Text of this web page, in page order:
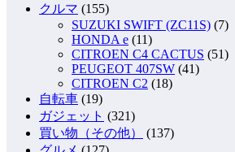
クルマ (155)
SUZUKI SWIFT (ZC11S) (7)
HONDA e (11)
CITROEN C4 CACTUS (51)
PEUGEOT 407SW (41)
CITROEN C2 (18)
自転車 (19)
ガジェット (321)
買い物（その他）
(137)